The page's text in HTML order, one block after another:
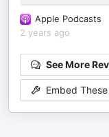
Apple Podcasts
2 years ago
See More
Embed